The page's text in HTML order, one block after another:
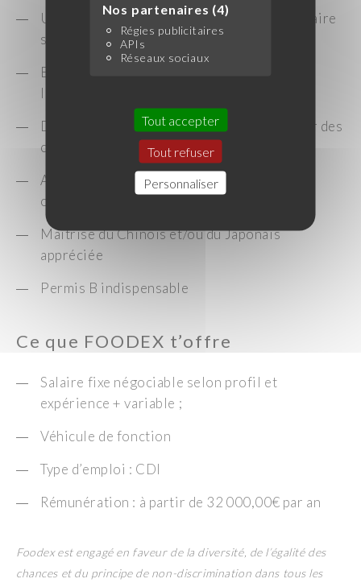
Nos partenaires (4)
Régies publicitaires
APIs
Réseaux sociaux
Tout accepter
Tout refuser
Personnaliser
Une connaissance de l’univers agroalimentaire
serait appréciée
Excellent négociateur, sens du service, de
l’écoute et de la relation client
Disponible et mobile avec l’envie de relever des
challenges
Autonome dans son organisation, réactif et
organisé
Maitrise du Chinois et/ou du Japonais
appréciée
Permis B indispensable
Ce que FOODEX t’offre
Salaire fixe négociable selon profil et
expérience + variable ;
Véhicule de fonction
Type d’emploi : CDI
Rémunération : à partir de 32 000,00€ par an
Foodex est engagé en faveur de la diversité, de l’égalité des
chances et du principe de non-discrimination dans tous les